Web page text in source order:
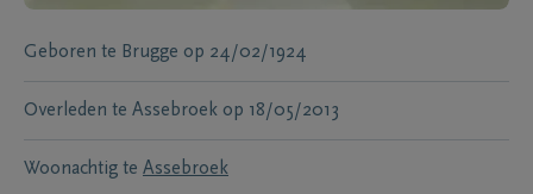
Geboren te Brugge op 24/02/1924
Overleden te Assebroek op 18/05/2013
Woonachtig te Assebroek